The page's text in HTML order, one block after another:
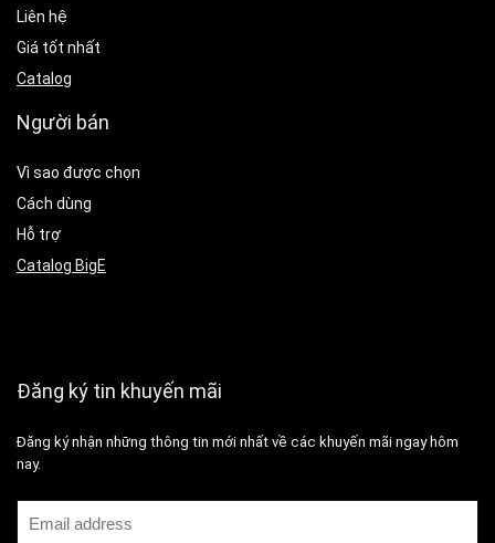
Liên hệ
Giá tốt nhất
Catalog
Người bán
Vì sao được chọn
Cách dùng
Hỗ trợ
Catalog BigE
Đăng ký tin khuyến mãi
Đăng ký nhận những thông tin mới nhất về các khuyến mãi ngay hôm
nay.